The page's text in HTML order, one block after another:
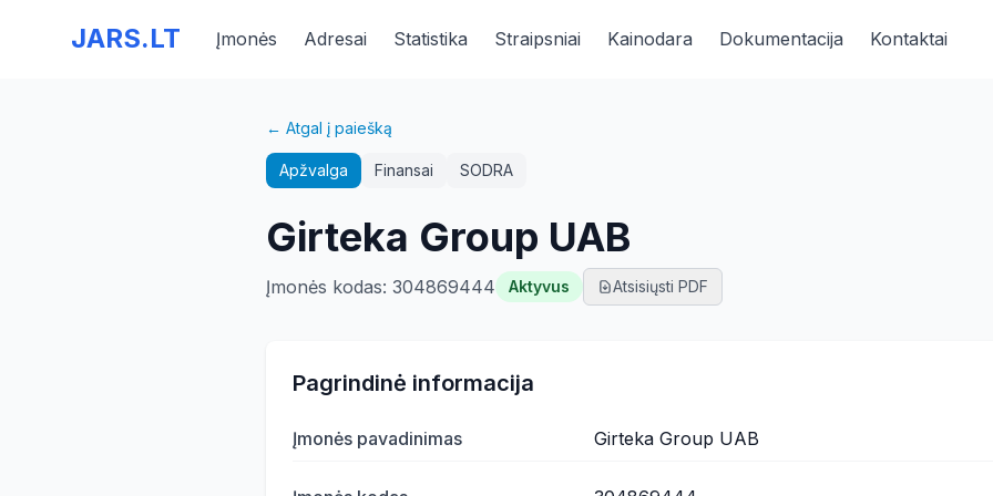
JARS.LT Įmonės Adresai Statistika Straipsniai Kainodara Dokumentacija Kontaktai
← Atgal į paiešką
Apžvalga Finansai SODRA
Girteka Group UAB
Įmonės kodas: 304869444 Aktyvus Atsisiųsti PDF
Pagrindinė informacija
Įmonės pavadinimas Girteka Group UAB